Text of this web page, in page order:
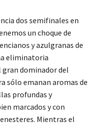
dos semifinales en
un choque de
y azulgranas de
eliminatoria
dominador del
sólo emanan aromas de
profundas y
marcados y con
Mientras el